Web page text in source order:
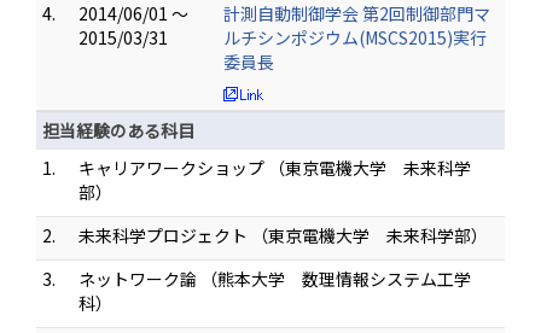
4.
2014/06/01 ～
2015/03/31
計測自動制御学会 第2回制御部門マ
ルチシンポジウム(MSCS2015)実行
委員長
担当経験のある科目
1.
キャリアワークショップ （東京電機大学 未来科学
部）
2.
未来科学プロジェクト （東京電機大学 未来科学部）
3.
ネットワーク論 （熊本大学 数理情報システム工学
科）